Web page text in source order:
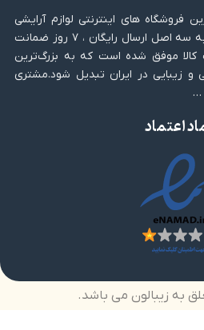
فروشگاه های اینترنتی لوازم آرایشی
بهداشتی و زیبایی با پایبندی به سه اصل ارسال رایگان ، ۷ روز ضمانت
کالا موفق شده است که به بزرگ‌ترین
و زیبایی در ایران تبدیل شود.مشتری
…
اعتماد
به زیبالون می باشد.